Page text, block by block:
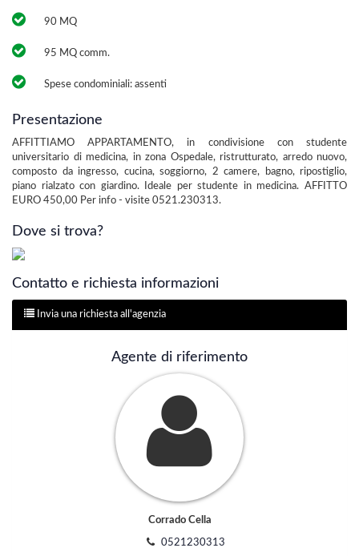
90 MQ
95 MQ comm.
Spese condominiali: assenti
Presentazione
AFFITTIAMO APPARTAMENTO, in condivisione con studente
universitario di medicina, in zona Ospedale, ristrutturato, arredo nuovo,
composto da ingresso, cucina, soggiorno, 2 camere, bagno, ripostiglio,
piano rialzato con giardino. Ideale per studente in medicina. AFFITTO
EURO 450,00 Per info - visite 0521.230313.
Dove si trova?
Contatto e richiesta informazioni
Invia una richiesta all'agenzia
Agente di riferimento
Corrado Cella
0521230313